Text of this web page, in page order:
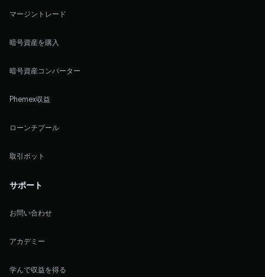
マージントレード
暗号資産を購入
暗号資産コンバーター
Phemex収益
ローンチプール
取引ボット
サポート
お問い合わせ
アカデミー
学んで収益を得る